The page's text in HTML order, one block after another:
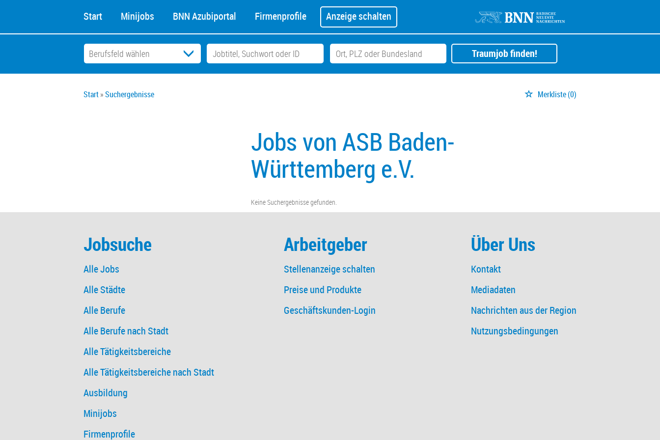
Start Minijobs BNN Azubiportal Firmenprofile Anzeige schalten
Traumjob finden!
Start Suchergebnisse Merkliste(0)
Jobs von ASB Baden-
Württemberg e.V.
Keine Suchergebnisse gefunden.
Jobsuche
Alle Jobs
Alle Städte
Alle Berufe
Alle Berufe nach Stadt
Alle Tätigkeitsbereiche
Alle Tätigkeitsbereiche nach Stadt
Ausbildung
Minijobs
Firmenprofile
Arbeitgeber
Stellenanzeige schalten
Preise und Produkte
Geschäftskunden-Login
Über Uns
Kontakt
Mediadaten
Nachrichten aus der Region
Nutzungsbedingungen